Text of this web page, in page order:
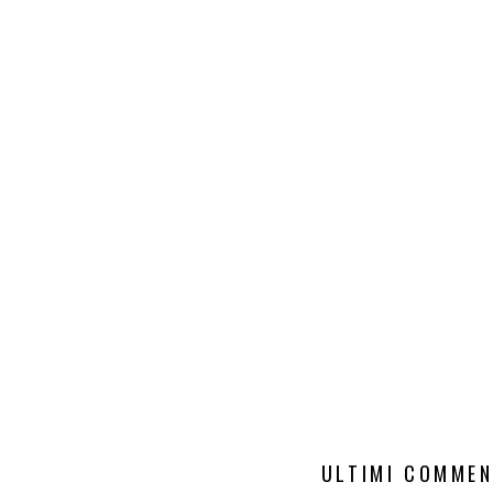
ULTIMI